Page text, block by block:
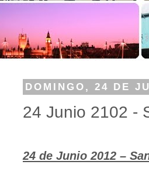
DOMINGO, 24 DE
24 Junio 2102 -
24 de Junio 2012 –